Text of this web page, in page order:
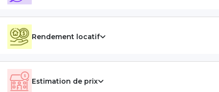
Rendement locatif
Estimation de prix